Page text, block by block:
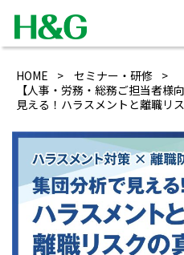
HOME
セミナー・研修
【人事・労務・総務ご担当者様
見える！ハラスメントと離職リ